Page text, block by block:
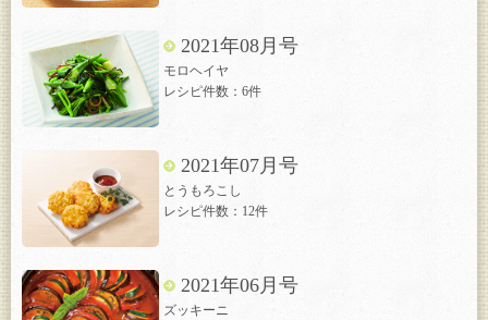
2021年08月号
モロヘイヤ
レシピ件数：6件
2021年07月号
とうもろこし
レシピ件数：12件
2021年06月号
ズッキーニ